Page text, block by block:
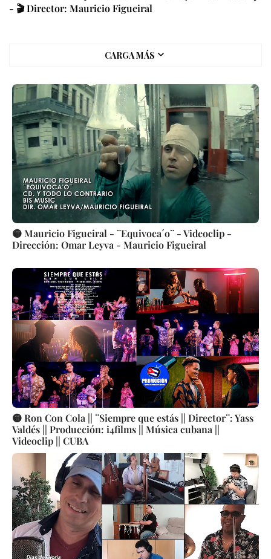
- 🎬 Director: Mauricio Figueiral
CARGA MÁS
🟡 Mauricio Figueiral - ¨Equivoca´o¨ - Videoclip -
Dirección: Omar Leyva - Mauricio Figueiral
🟡 Ron Con Cola || ¨Siempre que estás || Director¨: Yass
Valdés || Producción: i4films || Música cubana ||
Videoclip || CUBA